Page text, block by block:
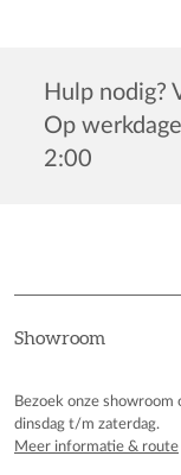
Hulp nodig?
Op
2:00
Showroom
Bezoek onze showroom
dinsdag t/m zaterdag.
Meer informatie & route